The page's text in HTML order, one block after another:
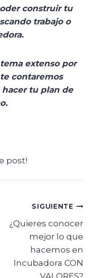
construir tu
trabajo o
extenso por
contaremos
tu plan de
post!
SIGUIENTE
¿Quieres conocer
mejor lo que
hacemos en
Incubadora CON
VALORES?